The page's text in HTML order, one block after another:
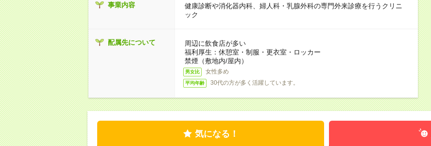
事業内容
健康診断や消化器内科、婦人科・乳腺外科の専門外来診療を行うクリニ
ック
配属先について
周辺に飲食店が多い
福利厚生：休憩室・制服・更衣室・ロッカー
禁煙（敷地内/屋内）
男女比 女性多め
平均年齢 30代の方が多く活躍しています。
気になる！